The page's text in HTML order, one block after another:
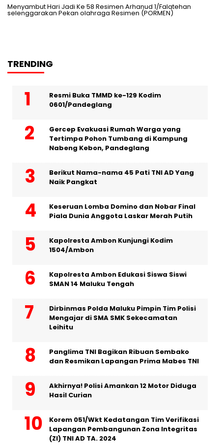
Menyambut Hari Jadi Ke 58 Resimen Arhanud 1/Falatehan
selenggarakan Pekan olahraga Resimen (PORMEN)
TRENDING
Resmi Buka TMMD ke-129 Kodim
0601/Pandeglang
Gercep Evakuasi Rumah Warga yang
Tertimpa Pohon Tumbang di Kampung
Nabeng Kebon, Pandeglang
Berikut Nama-nama 45 Pati TNI AD Yang
Naik Pangkat
Keseruan Lomba Domino dan Nobar Final
Piala Dunia Anggota Laskar Merah Putih
Kapolresta Ambon Kunjungi Kodim
1504/Ambon
Kapolresta Ambon Edukasi Siswa Siswi
SMAN 14 Maluku Tengah
Dirbinmas Polda Maluku Pimpin Tim Polisi
Mengajar di SMA SMK Sekecamatan
Leihitu
Panglima TNI Bagikan Ribuan Sembako
dan Resmikan Lapangan Prima Mabes TNI
Akhirnya! Polisi Amankan 12 Motor Diduga
Hasil Curian
Korem 051/Wkt Kedatangan Tim Verifikasi
Lapangan Pembangunan Zona Integritas
(ZI) TNI AD TA. 2024